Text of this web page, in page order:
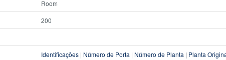
Room
200
Identificações | Número de Porta | Número de Planta | Planta